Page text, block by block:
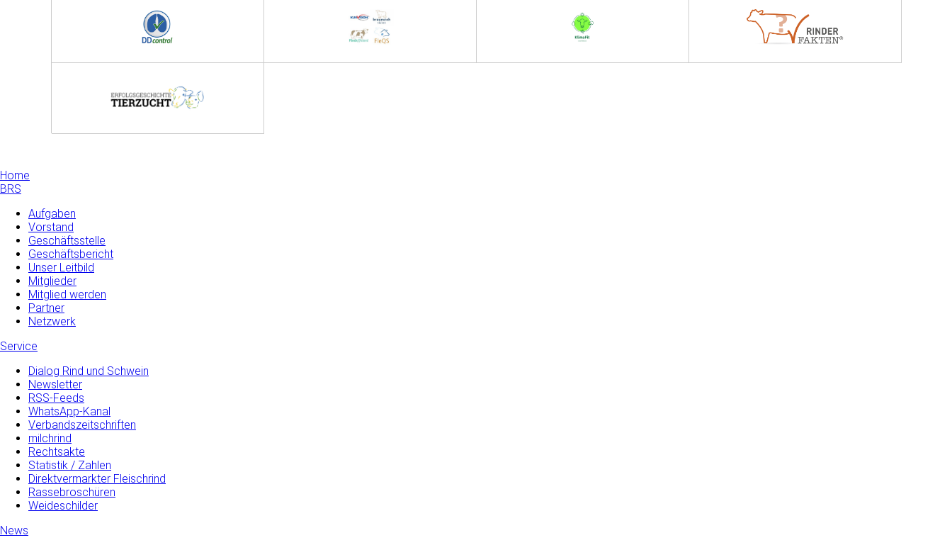
Home
BRS
Aufgaben
Vorstand
Geschäftsstelle
Geschäftsbericht
Unser Leitbild
Mitglieder
Mitglied werden
Partner
Netzwerk
Service
Dialog Rind und Schwein
Newsletter
RSS-Feeds
WhatsApp-Kanal
Verbandszeitschriften
milchrind
Rechtsakte
Statistik / Zahlen
Direktvermarkter Fleischrind
Rassebroschüren
Weideschilder
News